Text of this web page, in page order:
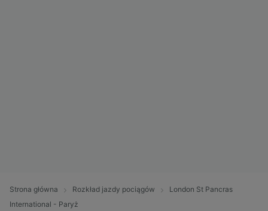
Strona główna Rozkład jazdy pociągów
London St Pancras
International - Paryż